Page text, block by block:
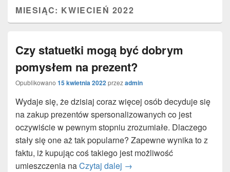
MIESIĄC: KWIECIEŃ 2022
Czy statuetki mogą być dobrym
pomysłem na prezent?
Opublikowano 15 kwietnia 2022przezadmin
Wydaje się, że dzisiaj coraz więcej osób decyduje się
na zakup prezentów spersonalizowanych co jest
oczywiście w pewnym stopniu zrozumiałe. Dlaczego
stały się one aż tak popularne? Zapewne wynika to z
faktu, iż kupując coś takiego jest możliwość
umieszczenia naCzytaj dalej Czy statuetki mogą być
→